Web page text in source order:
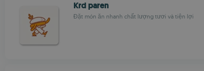
Krd paren
Đặt món ăn nhanh chất lượng tươi và tiện lợi